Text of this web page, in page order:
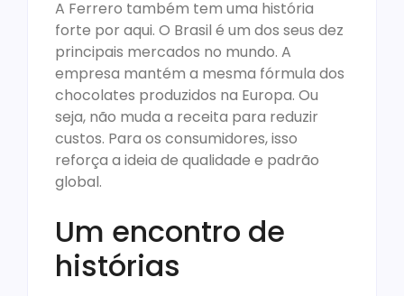
A Ferrero também tem uma história
forte por aqui. O Brasil é um dos seus dez
principais mercados no mundo. A
empresa mantém a mesma fórmula dos
chocolates produzidos na Europa. Ou
seja, não muda a receita para reduzir
custos. Para os consumidores, isso
reforça a ideia de qualidade e padrão
global.
Um encontro de
histórias